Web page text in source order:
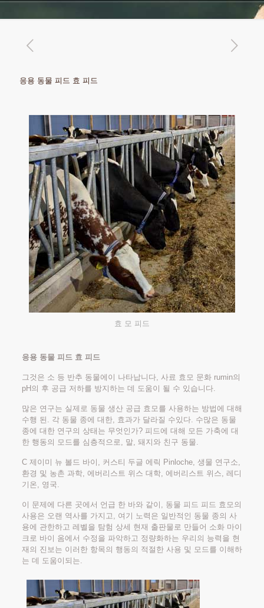
응용 동물 피드 효 피드
효 모 피드
응용 동물 피드 효 피드
그것은 소 등 반추 동물에이 나타납니다, 사료 효모 문화 rumin의
pH의 후 공급 저하를 방지하는 데 도움이 될 수 있습니다.
많은 연구는 실제로 동물 생산 공급 효모를 사용하는 방법에 대해
수행 된. 각 동물 종에 대한, 효과가 달라질 수있다. 수많은 동물
종에 대한 연구의 상태는 무엇인가? 피드에 대해 모든 가축에 대
한 행동의 모드를 심층적으로, 말, 돼지와 친구 동물.
C 제이미 뉴 볼드 바이, 커스티 두글 에릭 Pinloche, 생물 연구소,
환경 및 농촌 과학, 에버리스트 위스 대학, 에버리스트 위스, 레디
기온, 영국.
이 문제에 다른 곳에서 언급 한 바와 같이, 동물 피드 피드 효모의
사용은 오랜 역사를 가지고, 여기 노력은 일반적인 동물 종의 사
용에 관한하고 레벨을 탐험 상세 현재 출판물로 만들어 소화 마이
크로 바이 옴에서 수정을 파악하고 정량화하는 우리의 능력을 현
재의 진보는 이러한 항목의 행동의 적절한 사용 및 모드를 이해하
는 데 도움이되는.